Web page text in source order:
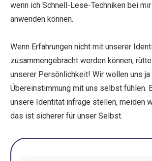
wenn ich Schnell-Lese-Techniken bei
anwenden können.
Wenn Erfahrungen nicht mit unserer
zusammengebracht werden können,
unserer Persönlichkeit! Wir wollen uns
Übereinstimmung mit uns selbst fühlen.
unsere Identität infrage stellen, meiden
das ist sicherer für unser Selbst.